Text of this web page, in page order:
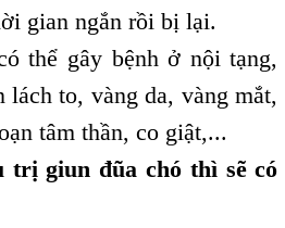
gian ngắn rồi bị lại.
thể gây bệnh ở nội tạng,
lách to, vàng da, vàng mắt,
tâm thần, co giật,...
trị giun đũa chó thì sẽ có